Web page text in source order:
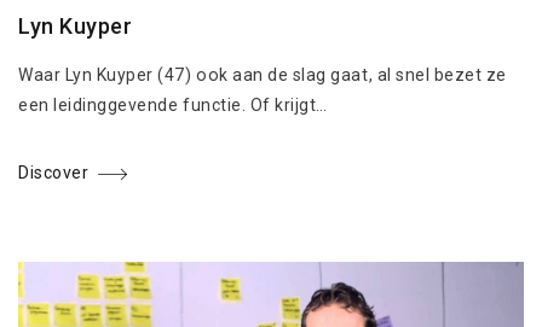
Lyn Kuyper
Waar Lyn Kuyper (47) ook aan de slag gaat, al snel bezet ze
een leidinggevende functie. Of krijgt…
Discover